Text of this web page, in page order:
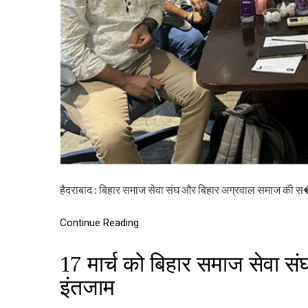
हैदराबाद : बिहार समाज सेवा संघ और बिहार अग्रवाल समाज की
Continue Reading
17 मार्च को बिहार समाज सेवा
इंतजाम